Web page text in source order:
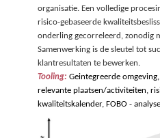
organisatie. Een volledige
risico-gebaseerde
onderling gecorreleerd, zonodig
Samenwerking is de sleutel tot
klantresultaten te bewerken.
Tooling: Geintegreerde omgeving,
relevante plaatsen/activiteiten,
kwaliteitskalender, FOBO -